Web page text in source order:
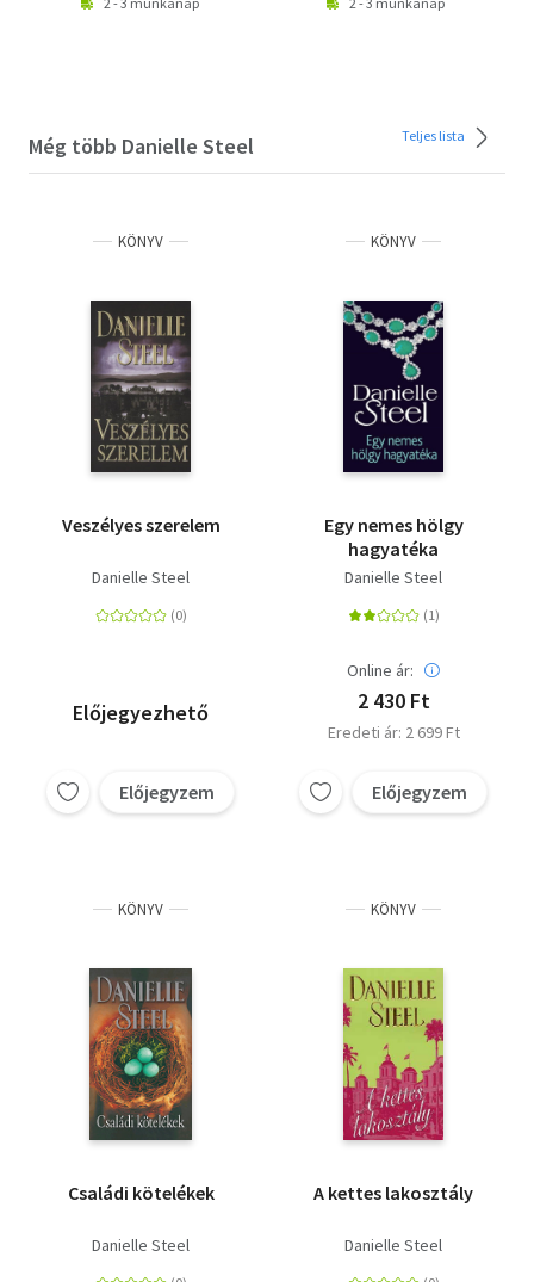
Még több Danielle Steel Teljes lista
KÖNYV
Veszélyes szerelem
Danielle Steel
Előjegyezhető
Előjegyzem
KÖNYV
Egy nemes hölgy
hagyatéka
Danielle Steel
Online ár:
2 430 Ft
Eredeti ár: 2 699 Ft
Előjegyzem
KÖNYV
Családi kötelékek
Danielle Steel
KÖNYV
A kettes lakosztály
Danielle Steel